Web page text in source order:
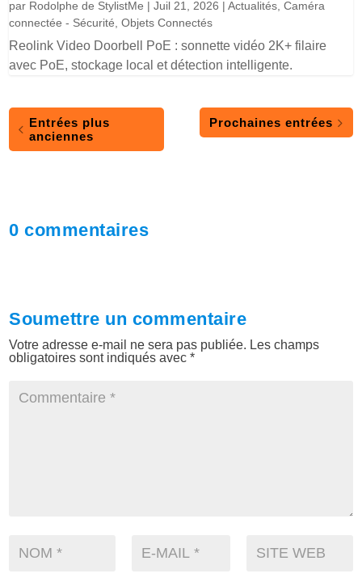
par Rodolphe de StylistMe |Juil 21, 2026 |Actualités ,Caméra
connectée - Sécurité ,Objets Connectés
Reolink Video Doorbell PoE : sonnette vidéo 2K+ filaire
avec PoE, stockage local et détection intelligente.
Entrées plus
anciennes
Prochaines entrées
0 commentaires
Soumettre un commentaire
Votre adresse e-mail ne sera pas publiée. Les champs
obligatoires sont indiqués avec*